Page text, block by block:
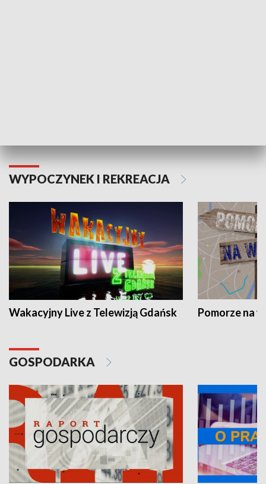
WYPOCZYNEK I REKREACJA
Wakacyjny Live z Telewizją Gdańsk Pomorze na
GOSPODARKA